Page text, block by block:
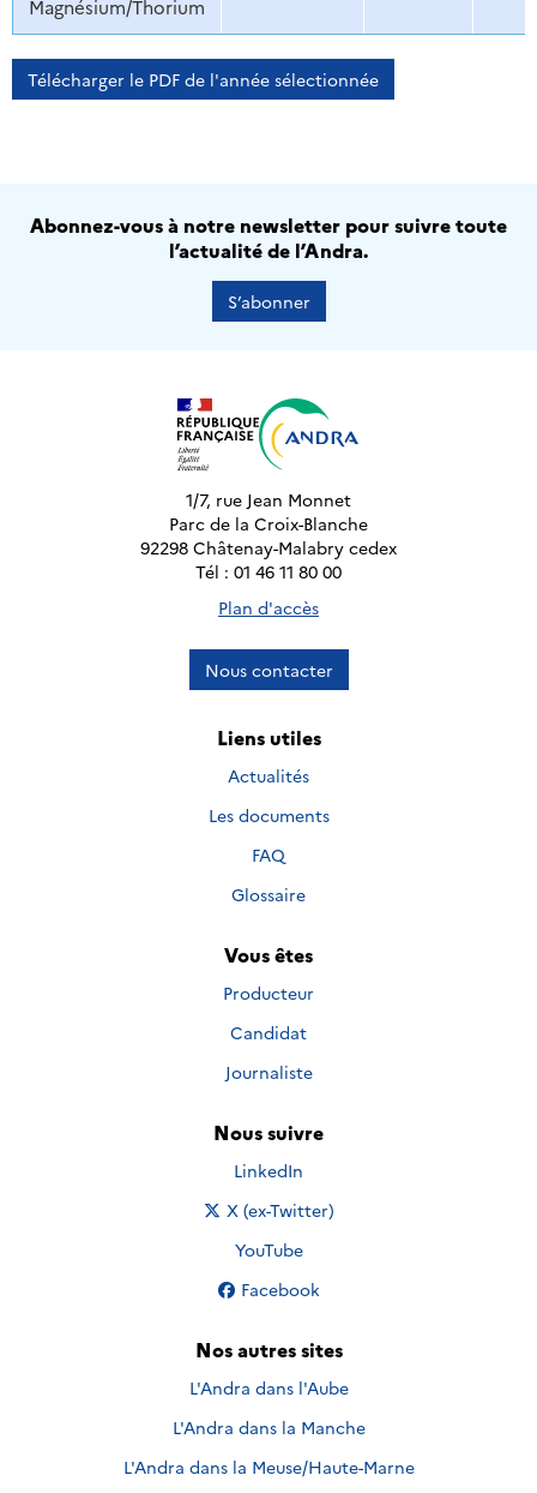
Magnésium/Thorium
Télécharger le PDF de l'année sélectionnée
Abonnez-vous à notre newsletter pour suivre toute
l’actualité de l’Andra.
S’abonner
1/7, rue Jean Monnet
Parc de la Croix-Blanche
92298 Châtenay-Malabry cedex
Tél : 01 46 11 80 00
Plan d'accès
Nous contacter
Liens utiles
Actualités
Les documents
FAQ
Glossaire
Vous êtes
Producteur
Candidat
Journaliste
Nous suivre
Nous suivre sur
LinkedIn
Nous suivre sur
X (ex-Twitter)
Nous suivre sur
YouTube
Nous suivre sur
Facebook
Nos autres sites
L'Andra dans l'Aube
L'Andra dans la Manche
L'Andra dans la Meuse/Haute-Marne